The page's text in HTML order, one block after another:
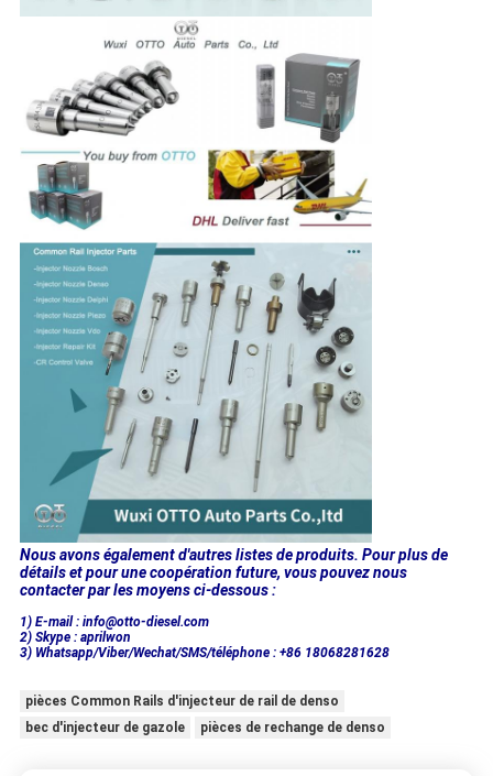
Nous avons également d'autres listes de produits. Pour plus de
détails et pour une coopération future, vous pouvez nous
contacter par les moyens ci-dessous :
1) E-mail : info@otto-diesel.com
2) Skype : aprilwon
3) Whatsapp/Viber/Wechat/SMS/téléphone : +86 18068281628
pièces Common Rails d'injecteur de rail de denso
bec d'injecteur de gazole
pièces de rechange de denso